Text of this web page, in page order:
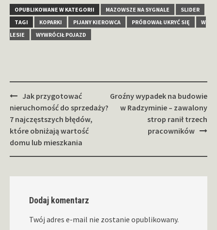
OPUBLIKOWANE W KATEGORII MAZOWSZE NA SYGNALE
SLIDER
TAGI
KOPARKI PIJANY KIEROWCA PRÓBOWAŁ UKRYĆ SIĘ
W
LESIE
WYWRÓCIŁ POJAZD
Zobacz
wpisy
Jak przygotować
nieruchomość do sprzedaży?
7 najczęstszych błędów,
które obniżają wartość
domu lub mieszkania
Groźny wypadek na budowie
w Radzyminie – zawalony
strop ranił trzech
pracowników
Dodaj komentarz
Twój adres e-mail nie zostanie opublikowany.